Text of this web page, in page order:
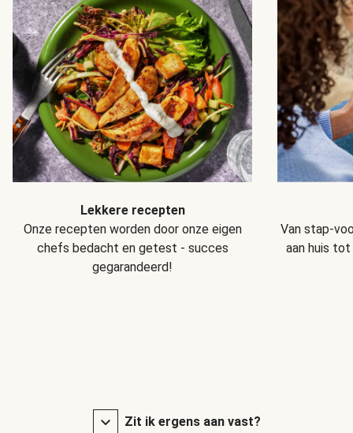
Lekkere recepten
Onze recepten worden door onze eigen
chefs bedacht en getest - succes
gegarandeerd!
Van stap-
aan huis tot
Zit ik ergens aan vast?